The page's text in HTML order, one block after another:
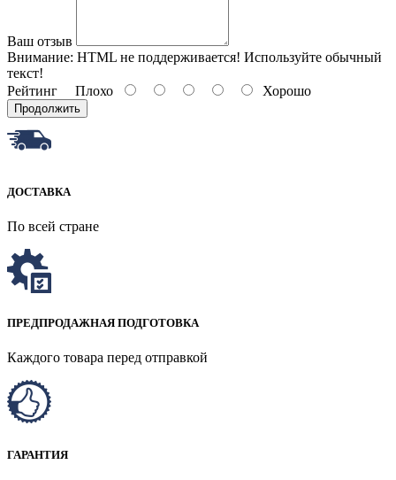
Ваш отзыв
Внимание: HTML не поддерживается! Используйте обычный
текст!
Рейтинг Плохо Хорошо
Продолжить
ДОСТАВКА
По всей стране
ПРЕДПРОДАЖНАЯ ПОДГОТОВКА
Каждого товара перед отправкой
ГАРАНТИЯ